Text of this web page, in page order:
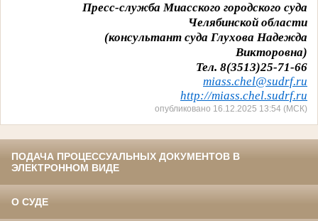
Пресс-служба Миасского городского суда
Челябинской области
(консультант суда Глухова Надежда
Викторовна)
Тел. 8(3513)25-71-66
miass.chel@sudrf.ru
http://miass.chel.sudrf.ru
опубликовано 16.12.2025 13:54 (МСК)
ПОДАЧА ПРОЦЕССУАЛЬНЫХ ДОКУМЕНТОВ В
ЭЛЕКТРОННОМ ВИДЕ
О СУДЕ